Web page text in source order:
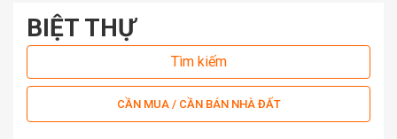
BIỆT THỰ
Tìm kiếm
CẦN MUA / CẦN BÁN NHÀ ĐẤT